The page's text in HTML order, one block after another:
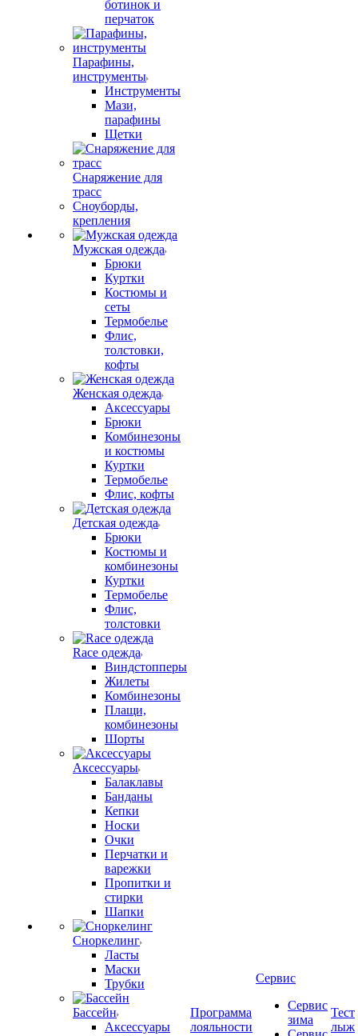
ботинок и
перчаток
Парафины,
инструменты
Инструменты
Мази,
парафины
Щетки
Снаряжение для
трасс
Сноуборды,
крепления
Мужская одежда
Брюки
Куртки
Костюмы и
сеты
Термобелье
Флис,
толстовки,
кофты
Женская одежда
Аксессуары
Брюки
Комбинезоны
и костюмы
Куртки
Термобелье
Флис, кофты
Детская одежда
Брюки
Костюмы и
комбинезоны
Куртки
Термобелье
Флис,
толстовки
Race одежда
Виндстопперы
Жилеты
Комбинезоны
Плащи,
комбинезоны
Шорты
Аксессуары
Балаклавы
Банданы
Кепки
Носки
Очки
Перчатки и
варежки
Пропитки и
стирки
Шапки
Сноркелинг
Ласты
Маски
Трубки
Бассейн
Аксессуары
Программа
лояльности
Сервис
Сервис
зима
Тест
лыж